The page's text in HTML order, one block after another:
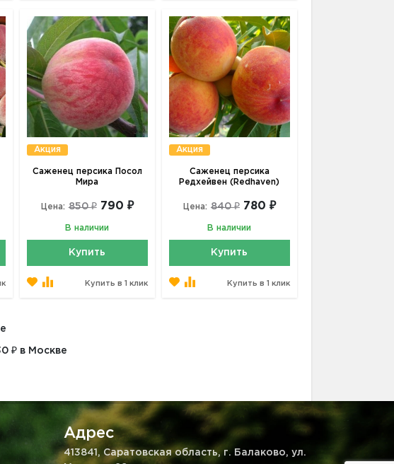
Акция
Саженец персика Посол
Мира
Цена: 850 ₽ 790 ₽
В наличии
Купить
Купить в 1 клик
Акция
Саженец персика
Редхейвен (Redhaven)
Цена: 840 ₽ 780 ₽
В наличии
Купить
Купить в 1 клик
₽ в Москве
Адрес
413841, Саратовская область, г. Балаково, ул.